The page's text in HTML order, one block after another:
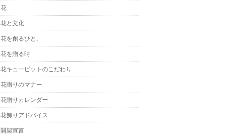
花
花と文化
花を創るひと。
花を贈る時
花キューピットのこだわり
花贈りのマナー
花贈りカレンダー
花飾りアドバイス
開架宣言